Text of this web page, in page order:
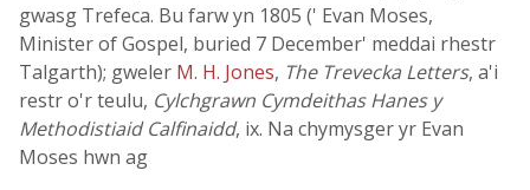
gwasg Trefeca. Bu farw yn 1805 (' Evan Moses,
Minister of Gospel, buried 7 December' meddai rhestr
Talgarth); gweler M. H. Jones, The Trevecka Letters, a'i
restr o'r teulu, Cylchgrawn Cymdeithas Hanes y
Methodistiaid Calfinaidd, ix. Na chymysger yr Evan
Moses hwn ag